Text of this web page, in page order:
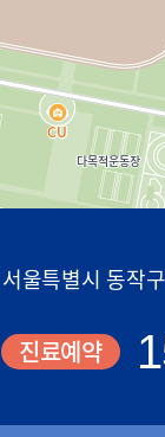
서울특별시 동작
진료예약